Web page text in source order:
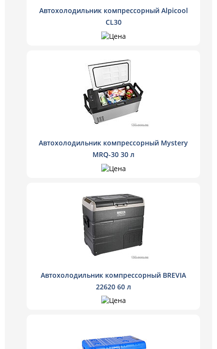
Автохолодильник компрессорный Alpicool
CL30
Автохолодильник компрессорный Mystery
MRQ-30 30 л
Автохолодильник компрессорный BREVIA
22620 60 л